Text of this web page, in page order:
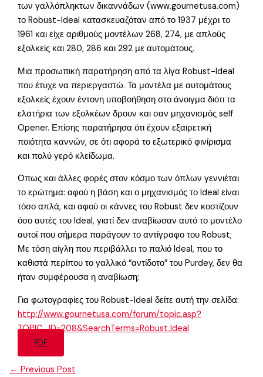
των γαλλόπληκτων δικαννάδων (www.gournetusa.com)
το Robust-Ideal κατασκευαζόταν από το 1937 μέχρι το
1961 και είχε αριθμούς μοντέλων 268, 274, με απλούς
εξολκείς και 280, 286 και 292 με αυτομάτους.
Μια προσωπική παρατήρηση από τα λίγα Robust-Ideal
που έτυχε να περιεργαστώ. Τα μοντέλα με αυτομάτους
εξολκείς έχουν έντονη υποβοήθηση στο άνοιγμα διότι τα
ελατήρια των εξολκέων δρουν και σαν μηχανισμός self
Opener. Επίσης παρατήρησα ότι έχουν εξαιρετική
ποιότητα καννών, σε ότι αφορά το εξωτερικό φινίρισμα
και πολύ γερό κλείδωμα.
Οπως και άλλες φορές στον κόσμο των όπλων γεννιέται
το ερώτημα: αφού η βάση και ο μηχανισμός το Ideal είναι
τόσο απλά, και αφού οι κάννες του Robust δεν κοστίζουν
όσο αυτές του Ideal, γιατί δεν αναβίωσαν αυτό το μοντέλο
αυτοί που σήμερα παράγουν το αντίγραφο του Robust;
Με τόση αίγλη που περιβάλλει το παλιό Ideal, που το
καθιστά περίπου το γαλλικό “αντίδοτο” του Purdey, δεν θα
ήταν συμφέρουσα η αναβίωση;
Για φωτογραφίες του Robust-Ideal δείτε αυτή την σελίδα:
http://www.gournetusa.com/forum/topic.asp?
TOPIC_ID=208&SearchTerms=Robust,Ideal
PDF
← Previous Post